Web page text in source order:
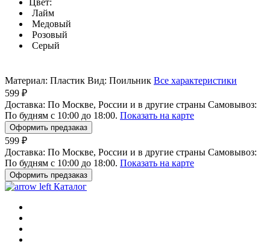
Цвет:
Лайм
Медовый
Розовый
Серый
Материал: Пластик Вид: Поильник Все характеристики
599 ₽
Доставка: По Москве, России и в другие страны Самовывоз:
По будням с 10:00 до 18:00. Показать на карте
Оформить предзаказ
599 ₽
Доставка: По Москве, России и в другие страны Самовывоз:
По будням с 10:00 до 18:00. Показать на карте
Оформить предзаказ
Каталог